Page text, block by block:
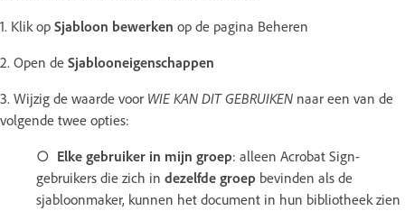
1. Klik op Sjabloon bewerken op de pagina Beheren
2. Open de Sjablooneigenschappen
3. Wijzig de waarde voor WIE KAN DIT GEBRUIKEN naar een van de
volgende twee opties:
○ Elke gebruiker in mijn groep: alleen Acrobat Sign-
gebruikers die zich in dezelfde groep bevinden als de
sjabloonmaker, kunnen het document in hun bibliotheek zien